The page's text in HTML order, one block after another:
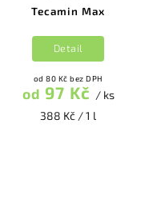
Tecamin Max
od 80 Kč bez DPH
od 97 Kč / ks
388 Kč / 1 l
Detail